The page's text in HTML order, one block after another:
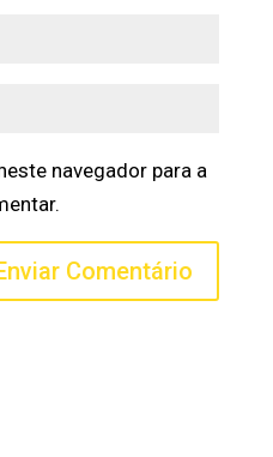
navegador para a